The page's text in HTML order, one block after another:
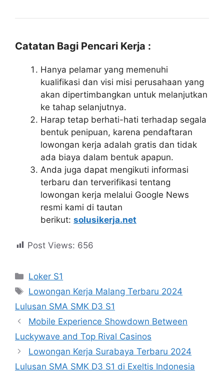
Catatan Bagi Pencari Kerja :
Hanya pelamar yang memenuhi
kualifikasi dan visi misi perusahaan yang
akan dipertimbangkan untuk melanjutkan
ke tahap selanjutnya.
Harap tetap berhati-hati terhadap segala
bentuk penipuan, karena pendaftaran
lowongan kerja adalah gratis dan tidak
ada biaya dalam bentuk apapun.
Anda juga dapat mengikuti informasi
terbaru dan terverifikasi tentang
lowongan kerja melalui Google News
resmi kami di tautan
berikut: solusikerja.net
Post Views: 656
Kategori
Loker S1
Tag
Lowongan Kerja Malang Terbaru 2024
Lulusan SMA SMK D3 S1
Mobile Experience Showdown Between
Luckywave and Top Rival Casinos
Lowongan Kerja Surabaya Terbaru 2024
Lulusan SMA SMK D3 S1 di Exeltis Indonesia